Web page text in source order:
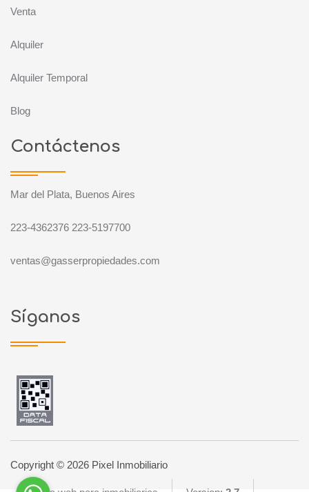
Venta
Alquiler
Alquiler Temporal
Blog
Contáctenos
Mar del Plata, Buenos Aires
223-4362376 223-5197700
ventas@gasserpropiedades.com
Síganos
Copyright © 2026 Pixel Inmobiliario